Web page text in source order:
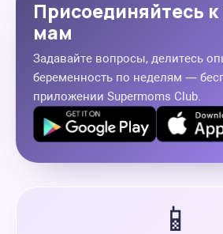
Присоединяйтесь
мам
Задавайте вопросы, делитесь
беременность по неделям —
приложении Supermoms Club.
📱